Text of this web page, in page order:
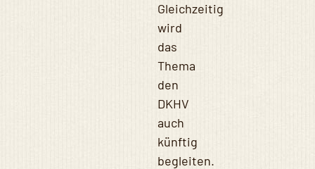
Gleichzeitig
wird
das
Thema
den
DKHV
auch
künftig
begleiten.